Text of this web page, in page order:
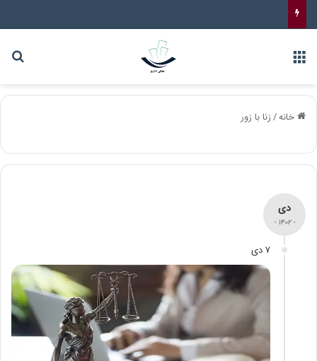
خانه/زنا با زور
دی
- 1402 -
7 دی